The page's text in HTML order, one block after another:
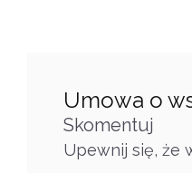
Umowa o
Skomentuj
Upewnij się, że